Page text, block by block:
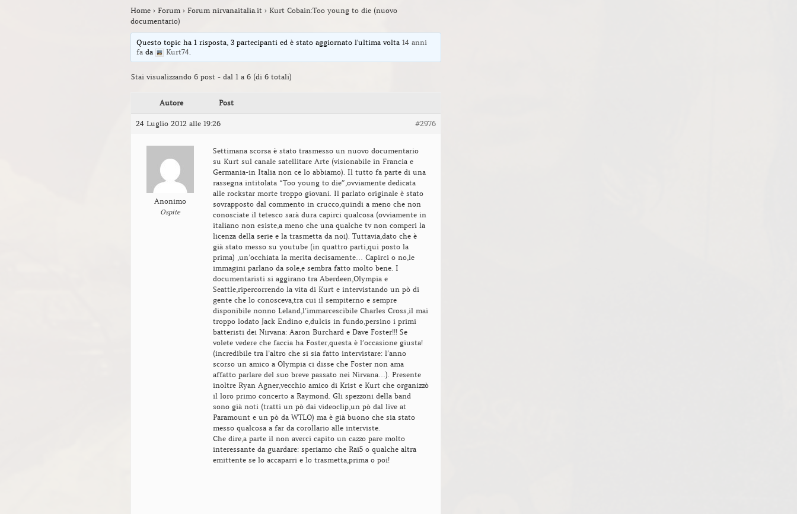
Home › Forum › Forum nirvanaitalia.it › Kurt Cobain:Too young to die (nuovo
documentario)
Questo topic ha 1 risposta, 3 partecipanti ed è stato aggiornato l'ultima volta14 anni
fa da Kurt74
Stai visualizzando 6 post - dal 1 a 6 (di 6 totali)
Autore Post
24 Luglio 2012 alle 19:26 #2976
Anonimo
Ospite
Settimana scorsa è stato trasmesso un nuovo documentario
su Kurt sul canale satellitare Arte (visionabile in Francia e
Germania-in Italia non ce lo abbiamo). Il tutto fa parte di una
rassegna intitolata “Too young to die”,ovviamente dedicata
alle rockstar morte troppo giovani. Il parlato originale è stato
sovrapposto dal commento in crucco,quindi a meno che non
conosciate il tetesco sarà dura capirci qualcosa (ovviamente in
italiano non esiste,a meno che una qualche tv non comperi la
licenza della serie e la trasmetta da noi). Tuttavia,dato che è
già stato messo su youtube (in quattro parti,qui posto la
prima) ,un’occhiata la merita decisamente… Capirci o no,le
immagini parlano da sole,e sembra fatto molto bene. I
documentaristi si aggirano tra Aberdeen,Olympia e
Seattle,ripercorrendo la vita di Kurt e intervistando un pò di
gente che lo conosceva,tra cui il sempiterno e sempre
disponibile nonno Leland,l’immarcescibile Charles Cross,il mai
troppo lodato Jack Endino e,dulcis in fundo,persino i primi
batteristi dei Nirvana: Aaron Burchard e Dave Foster!!! Se
volete vedere che faccia ha Foster,questa è l’occasione giusta!
(incredibile tra l’altro che si sia fatto intervistare: l’anno
scorso un amico a Olympia ci disse che Foster non ama
affatto parlare del suo breve passato nei Nirvana…). Presente
inoltre Ryan Agner,vecchio amico di Krist e Kurt che organizzò
il loro primo concerto a Raymond. Gli spezzoni della band
sono già noti (tratti un pò dai videoclip,un pò dal live at
Paramount e un pò da WTLO) ma è già buono che sia stato
messo qualcosa a far da corollario alle interviste.
Che dire,a parte il non averci capito un cazzo pare molto
interessante da guardare: speriamo che Rai5 o qualche altra
emittente se lo accaparri e lo trasmetta,prima o poi!